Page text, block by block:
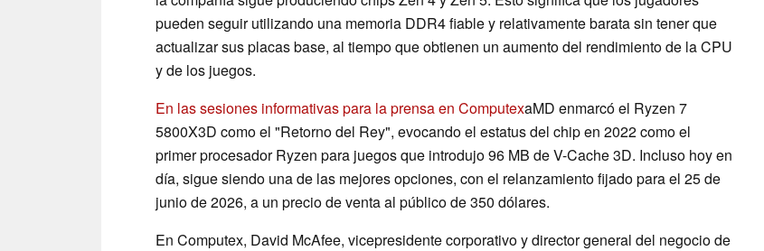
pueden seguir utilizando una memoria DDR4 fiable y relativamente barata sin tener que
actualizar sus placas base, al tiempo que obtienen un aumento del rendimiento de la CPU
y de los juegos.
En las sesiones informativas para la prensa en ComputexaMD enmarcó el Ryzen 7
5800X3D como el "Retorno del Rey", evocando el estatus del chip en 2022 como el
primer procesador Ryzen para juegos que introdujo 96 MB de V-Cache 3D. Incluso hoy en
día, sigue siendo una de las mejores opciones, con el relanzamiento fijado para el 25 de
junio de 2026, a un precio de venta al público de 350 dólares.
En Computex, David McAfee, vicepresidente corporativo y director general del negocio de